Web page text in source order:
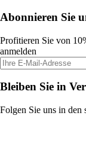
Abonnieren Sie
Profitieren Sie von
anmelden
Bleiben Sie in
Folgen Sie uns in den